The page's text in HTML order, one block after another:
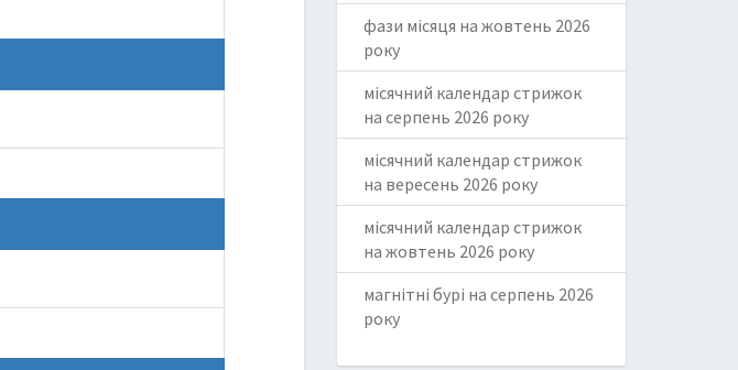
фази місяця на жовтень 2026
року
місячний календар стрижок
на серпень 2026 року
місячний календар стрижок
на вересень 2026 року
місячний календар стрижок
на жовтень 2026 року
магнітні бурі на серпень 2026
року